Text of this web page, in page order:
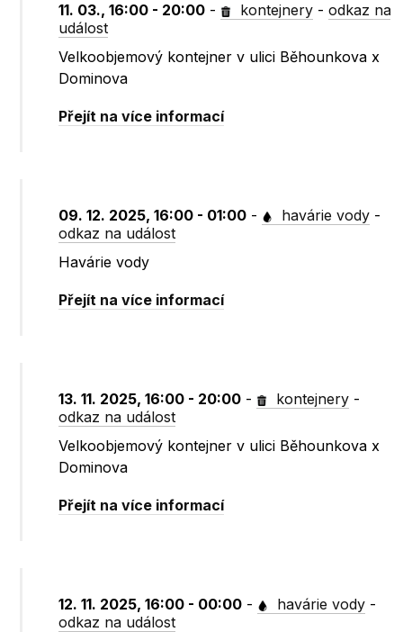
11. 03., 16:00 - 20:00 - kontejnery -odkaz na
událost
Velkoobjemový kontejner v ulici Běhounkova x
Dominova
Přejít na více informací
09. 12. 2025, 16:00 - 01:00 - havárie vody -
odkaz na událost
Havárie vody
Přejít na více informací
13. 11. 2025, 16:00 - 20:00 - kontejnery -
odkaz na událost
Velkoobjemový kontejner v ulici Běhounkova x
Dominova
Přejít na více informací
12. 11. 2025, 16:00 - 00:00 - havárie vody -
odkaz na událost